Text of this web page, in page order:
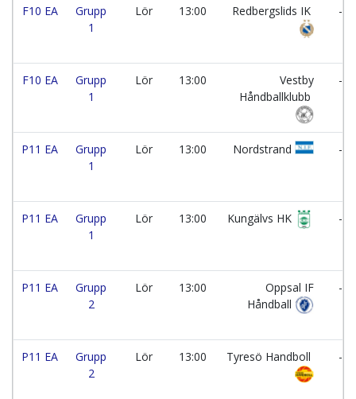
F10 EA
Grupp
1
Lör 13:00 Redbergslids IK -
F10 EA
Grupp
1
Lör 13:00
Vestby
Håndballklubb
-
P11 EA
Grupp
1
Lör 13:00 Nordstrand -
P11 EA
Grupp
1
Lör 13:00 Kungälvs HK -
P11 EA
Grupp
2
Lör 13:00
Oppsal IF
Håndball
-
P11 EA
Grupp
2
Lör 13:00 Tyresö Handboll -